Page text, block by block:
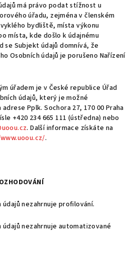
má právo podat stížnost u
úřadu, zejména v členském
bydliště, místa výkonu
místa, kde došlo k údajnému
se Subjekt údajů domnívá, že
Osobních údajů je porušeno Nařízení
úřadem je v České republice Úřad
údajů, který je možné
Pplk. Sochora 27, 170 00 Praha
+420 234 665 111 (ústředna) nebo
. Další informace získáte na
.
údajů nezahrnuje profilování.
údajů nezahrnuje automatizované